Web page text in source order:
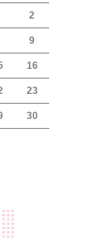
2
9
16
23
30